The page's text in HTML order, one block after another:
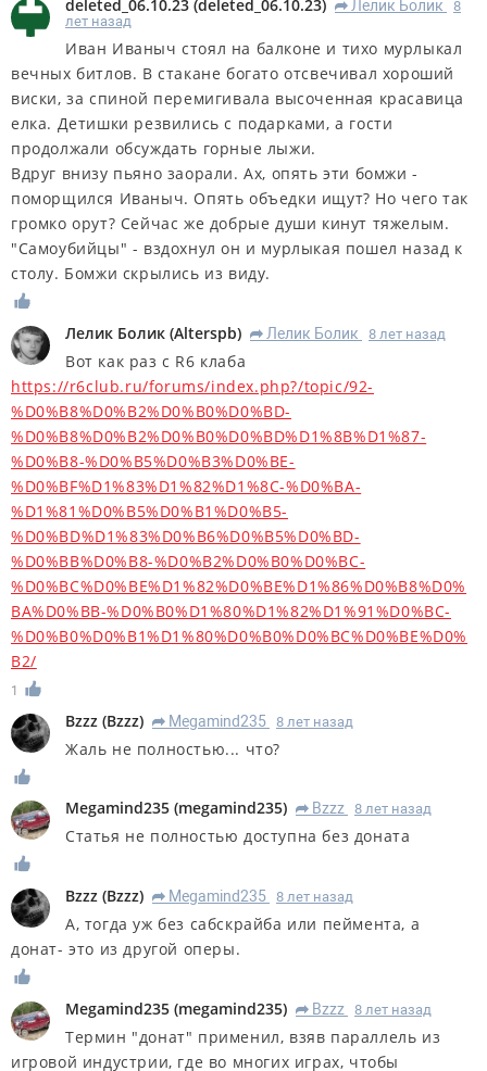
deleted_06.10.23 (deleted_06.10.23) R Лелик Болик
8
лет назад
Иван Иваныч стоял на балконе и тихо мурлыкал
вечных битлов. В стакане богато отсвечивал хороший
виски, за спиной перемигивала высоченная красавица
елка. Детишки резвились с подарками, а гости
продолжали обсуждать горные лыжи.
Вдруг внизу пьяно заорали. Ах, опять эти бомжи -
поморщился Иваныч. Опять объедки ищут? Но чего так
громко орут? Сейчас же добрые души кинут тяжелым.
"Самоубийцы" - вздохнул он и мурлыкая пошел назад к
столу. Бомжи скрылись из виду.
Лелик Болик (Alterspb) R Лелик Болик 8 лет назад
Вот как раз с R6 клаба
https://r6club.ru/forums/index.php?/topic/92-
%D0%B8%D0%B2%D0%B0%D0%BD-
%D0%B8%D0%B2%D0%B0%D0%BD%D1%8B%D1%87-
%D0%B8-%D0%B5%D0%B3%D0%BE-
%D0%BF%D1%83%D1%82%D1%8C-%D0%BA-
%D1%81%D0%B5%D0%B1%D0%B5-
%D0%BD%D1%83%D0%B6%D0%B5%D0%BD-
%D0%BB%D0%B8-%D0%B2%D0%B0%D0%BC-
%D0%BC%D0%BE%D1%82%D0%BE%D1%86%D0%B8%D0%
BA%D0%BB-%D0%B0%D1%80%D1%82%D1%91%D0%BC-
%D0%B0%D0%B1%D1%80%D0%B0%D0%BC%D0%BE%D0%
B2/
1
Bzzz (Bzzz) R Megamind235 8 лет назад
Жаль не полностью... что?
Megamind235 (megamind235) R Bzzz 8 лет назад
Статья не полностью доступна без доната
Bzzz (Bzzz) R Megamind235 8 лет назад
А, тогда уж без сабскрайба или пеймента, а
донат- это из другой оперы.
Megamind235 (megamind235) R Bzzz 8 лет назад
Термин "донат" применил, взяв параллель из
игровой индустрии, где во многих играх, чтобы